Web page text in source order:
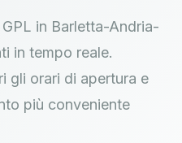
in Barletta-Andria-
in tempo reale.
gli orari di apertura e
più conveniente